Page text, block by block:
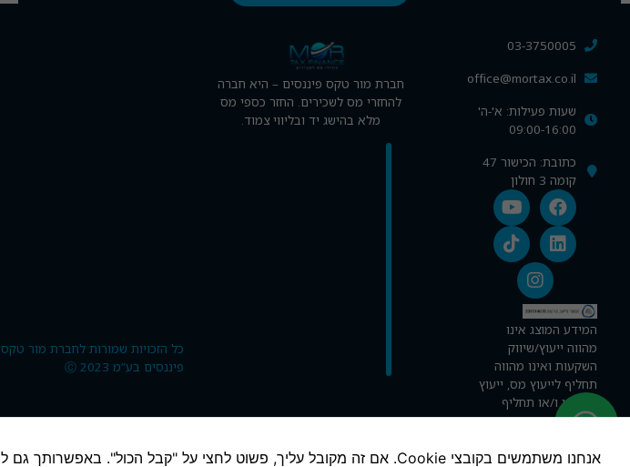
המידע המוצג אינו
מהווה ייעוץ/שיווק
השקעות ואינו מהווה
תחליף לייעוץ מס, ייעוץ
משפטי ו/או תחליף
לייעוץ אישי, המתחשב
אדם. אין בשירות משום
03-3750005
office@mortax.co.il
שעות פעילות: א'-ה'
09:00-16:00
כתובת: הכישור 47
קומה 3 חולון
חברת מור טקס פיננסים – היא חברה
להחזרי מס לשכירים. החזר כספי מס
מלא בהישג יד ובליווי צמוד.
כל הזכויות שמורות לחברת מור טקס
פיננסים בע”מ 2023 Ⓒ